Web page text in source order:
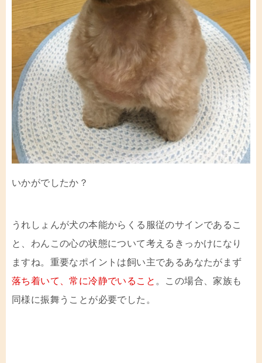
いかがでしたか？
うれしょんが犬の本能からくる服従のサインであるこ
と、わんこの心の状態について考えるきっかけになり
ますね。重要なポイントは飼い主であるあなたがまず
落ち着いて、常に冷静でいること 。この場合、家族も
同様に振舞うことが必要でした。